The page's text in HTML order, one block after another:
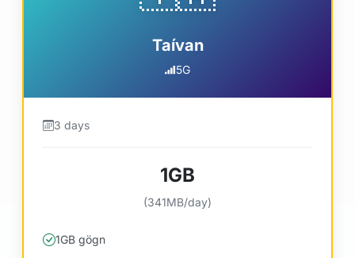
Taívan
5G
3 days
1GB
(341MB/day)
1GB gögn